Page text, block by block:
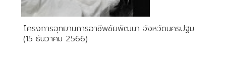
โครงการอุทยานการอาชีพชัยพัฒนา จังหวัดนครปฐม
(15 ธันวาคม 2566)